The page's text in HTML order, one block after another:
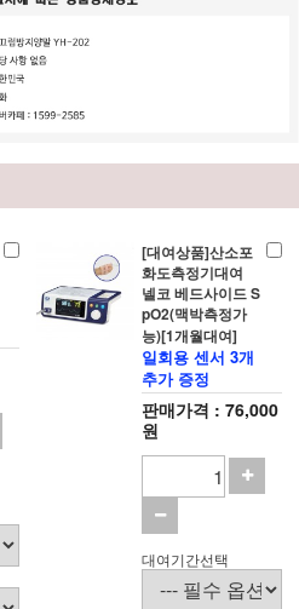
[대여상품]산소포
화도측정기대여
넬코 베드사이드 S
pO2(맥박측정가
능)[1개월대여]
일회용 센서 3개
추가 증정
판매가격 : 76,000
원
대여기간선택